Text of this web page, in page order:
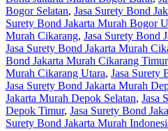
Bogor Selatan, Jasa Surety Bond
Surety Bond Jakarta Murah Bogor
Murah Cikarang, Jasa Surety Bond
Jasa Surety Bond Jakarta Murah
Bond Jakarta Murah Cikarang Timur
Murah Cikarang Utara, Jasa Surety
Jasa Surety Bond Jakarta Murah
Jakarta Murah Depok Selatan, Jasa
Depok Timur, Jasa Surety Bond
Surety Bond Jakarta Murah